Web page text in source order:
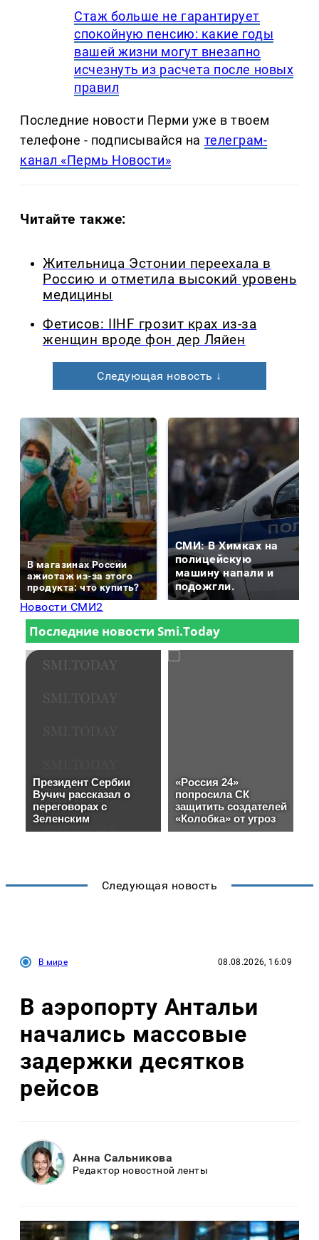
Стаж больше не гарантирует
спокойную пенсию: какие годы
вашей жизни могут внезапно
исчезнуть из расчета после новых
правил
Последние новости Перми уже в твоем
телефоне - подписывайся на телеграм-
канал «Пермь Новости»
Читайте также:
Жительница Эстонии переехала в
Россию и отметила высокий уровень
медицины
Фетисов: IIHF грозит крах из-за
женщин вроде фон дер Ляйен
Следующая новость ↓
В магазинах России
ажиотаж из-за этого
продукта: что купить?
СМИ: В Химках на
полицейскую
машину напали и
подожгли.
Новости СМИ2
Следующая новость
В мире 08.08.2026, 16:09
В аэропорту Антальи
начались массовые
задержки десятков
рейсов
Анна Сальникова
Редактор новостной ленты